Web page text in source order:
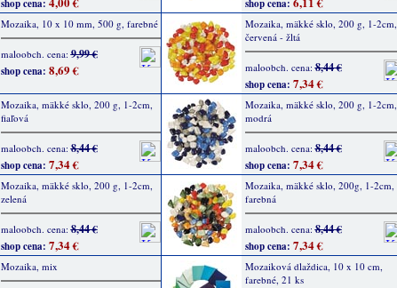
shop cena: shop cena:
Mozaika, 10 x 10 mm, 500 g, farebné
maloobch. cena:9,99 €
shop cena: 8,69 €
Mozaika, mäkké sklo, 200 g, 1-2cm,
červená - žltá
maloobch. cena:8,44 €
shop cena: 7,34 €
Mozaika, mäkké sklo, 200 g, 1-2cm,
fiaľová
maloobch. cena:8,44 €
shop cena: 7,34 €
Mozaika, mäkké sklo, 200 g, 1-2cm,
modrá
maloobch. cena:8,44 €
shop cena: 7,34 €
Mozaika, mäkké sklo, 200 g, 1-2cm,
zelená
maloobch. cena:8,44 €
shop cena: 7,34 €
Mozaika, mäkké sklo, 200g, 1-2cm,
farebná
maloobch. cena:8,44 €
shop cena: 7,34 €
Mozaika, mix
Mozaiková dlaždica, 10 x 10 cm,
farebné, 21 ks